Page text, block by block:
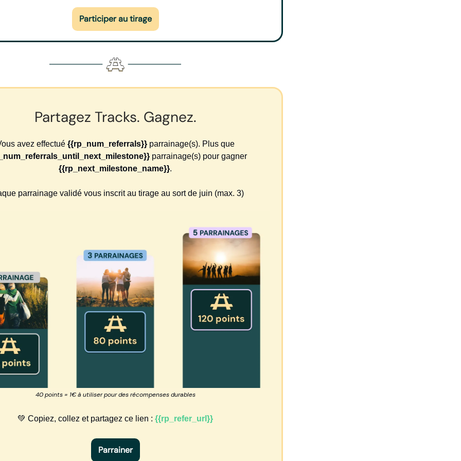
Participer au tirage
Partagez Tracks. Gagnez.
avez effectué {{rp_num_referrals}}parrainage(s). Plus que
parrainage(s) pour gagner
{{rp_next_milestone_name}}.
parrainage validé vous inscrit au tirage au sort de juin (max. 3)
40 points = 1€ à utiliser pour des récompenses durables
💚 Copiez, collez et partagez ce lien : {{rp_refer_url}}
Parrainer